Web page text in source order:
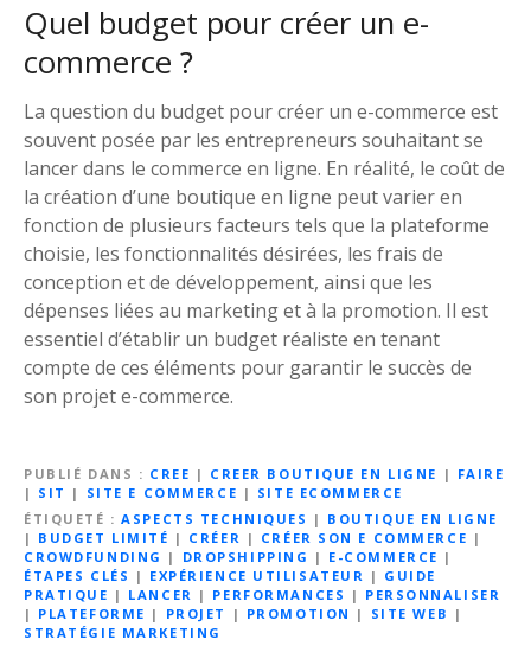
Quel budget pour créer un e-
commerce ?
La question du budget pour créer un e-commerce est
souvent posée par les entrepreneurs souhaitant se
lancer dans le commerce en ligne. En réalité, le coût de
la création d’une boutique en ligne peut varier en
fonction de plusieurs facteurs tels que la plateforme
choisie, les fonctionnalités désirées, les frais de
conception et de développement, ainsi que les
dépenses liées au marketing et à la promotion. Il est
essentiel d’établir un budget réaliste en tenant
compte de ces éléments pour garantir le succès de
son projet e-commerce.
PUBLIÉ DANS CREE | CREER BOUTIQUE EN LIGNE | FAIRE
| SIT | SITE E COMMERCE | SITE ECOMMERCE
ÉTIQUETÉ
ASPECTS TECHNIQUES | BOUTIQUE EN LIGNE
| BUDGET LIMITÉ | CRÉER | CRÉER SON E COMMERCE |
CROWDFUNDING | DROPSHIPPING | E-COMMERCE |
ÉTAPES CLÉS | EXPÉRIENCE UTILISATEUR | GUIDE
PRATIQUE | LANCER | PERFORMANCES | PERSONNALISER
| PLATEFORME | PROJET | PROMOTION | SITE WEB |
STRATÉGIE MARKETING